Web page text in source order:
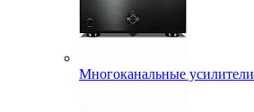
Многоканальные усилители